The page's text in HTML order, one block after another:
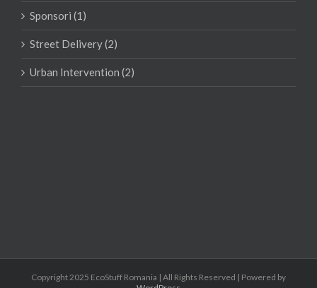
Sponsori (1)
Street Delivery (2)
Urban Intervention (2)
Copyright 2025 EcoStuff Romania | All Rights Reserved | Powered by